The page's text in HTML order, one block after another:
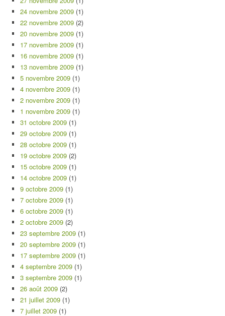
24 novembre 2009 (1)
22 novembre 2009 (2)
20 novembre 2009 (1)
17 novembre 2009 (1)
16 novembre 2009 (1)
13 novembre 2009 (1)
5 novembre 2009 (1)
4 novembre 2009 (1)
2 novembre 2009 (1)
1 novembre 2009 (1)
31 octobre 2009 (1)
29 octobre 2009 (1)
28 octobre 2009 (1)
19 octobre 2009 (2)
15 octobre 2009 (1)
14 octobre 2009 (1)
9 octobre 2009 (1)
7 octobre 2009 (1)
6 octobre 2009 (1)
2 octobre 2009 (2)
23 septembre 2009 (1)
20 septembre 2009 (1)
17 septembre 2009 (1)
4 septembre 2009 (1)
3 septembre 2009 (1)
26 août 2009 (2)
21 juillet 2009 (1)
7 juillet 2009 (1)